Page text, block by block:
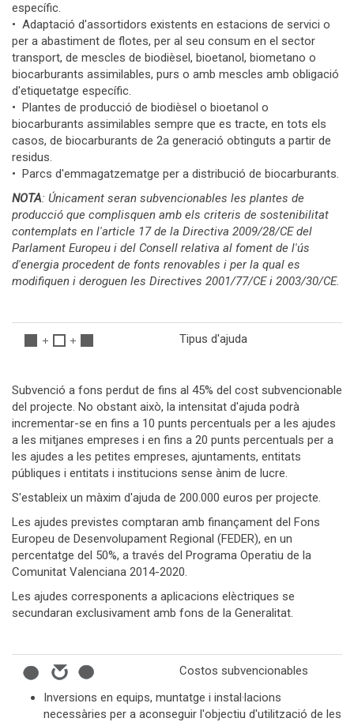
específic.
• Adaptació d'assortidors existents en estacions de servici o
per a abastiment de flotes, per al seu consum en el sector
transport, de mescles de biodièsel, bioetanol, biometano o
biocarburants assimilables, purs o amb mescles amb obligació
d'etiquetatge específic.
• Plantes de producció de biodièsel o bioetanol o
biocarburants assimilables sempre que es tracte, en tots els
casos, de biocarburants de 2a generació obtinguts a partir de
residus.
• Parcs d'emmagatzematge per a distribució de biocarburants.
NOTA: Únicament seran subvencionables les plantes de
producció que complisquen amb els criteris de sostenibilitat
contemplats en l'article 17 de la Directiva 2009/28/CE del
Parlament Europeu i del Consell relativa al foment de l'ús
d'energia procedent de fonts renovables i per la qual es
modifiquen i deroguen les Directives 2001/77/CE i 2003/30/CE.
Tipus d'ajuda
Subvenció a fons perdut de fins al 45% del cost subvencionable
del projecte. No obstant això, la intensitat d'ajuda podrà
incrementar-se en fins a 10 punts percentuals per a les ajudes
a les mitjanes empreses i en fins a 20 punts percentuals per a
les ajudes a les petites empreses, ajuntaments, entitats
públiques i entitats i institucions sense ànim de lucre.
S'estableix un màxim d'ajuda de 200.000 euros per projecte.
Les ajudes previstes comptaran amb finançament del Fons
Europeu de Desenvolupament Regional (FEDER), en un
percentatge del 50%, a través del Programa Operatiu de la
Comunitat Valenciana 2014-2020.
Les ajudes corresponents a aplicacions elèctriques se
secundaran exclusivament amb fons de la Generalitat.
Costos subvencionables
Inversions en equips, muntatge i instal·lacions
necessàries per a aconseguir l'objectiu d'utilització de les